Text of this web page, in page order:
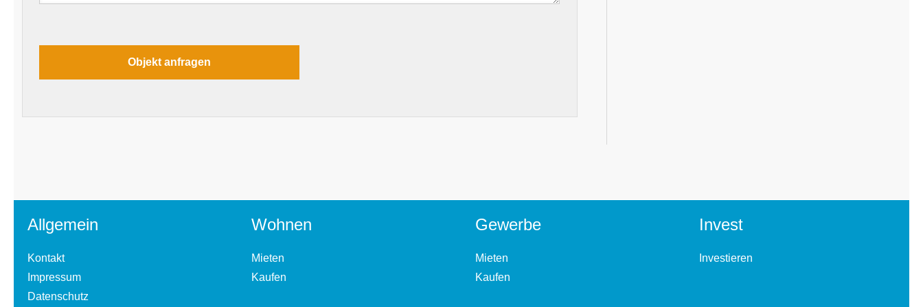
Allgemein
Kontakt
Impressum
Datenschutz
Wohnen
Mieten
Kaufen
Gewerbe
Mieten
Kaufen
Invest
Investieren